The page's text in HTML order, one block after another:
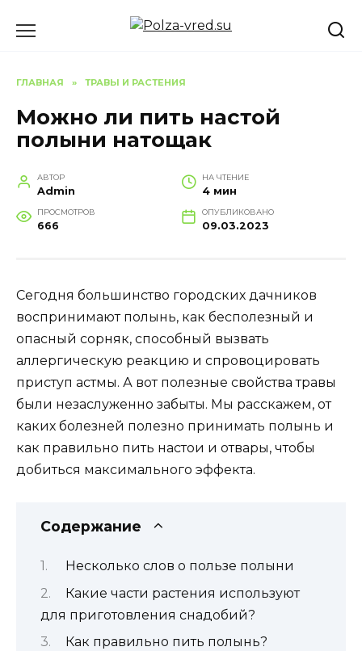
ГЛАВНАЯ » ТРАВЫ И РАСТЕНИЯ
Можно ли пить настой
полыни натощак
АВТОР
Admin
НА ЧТЕНИЕ
4 мин
ПРОСМОТРОВ
666
ОПУБЛИКОВАНО
09.03.2023
Сегодня большинство городских дачников
воспринимают полынь, как бесполезный и
опасный сорняк, способный вызвать
аллергическую реакцию и спровоцировать
приступ астмы. А вот полезные свойства травы
были незаслуженно забыты. Мы расскажем, от
каких болезней полезно принимать полынь и
как правильно пить настои и отвары, чтобы
добиться максимального эффекта.
Содержание
Несколько слов о пользе полыни
Какие части растения используют
для приготовления снадобий?
Как правильно пить полынь?